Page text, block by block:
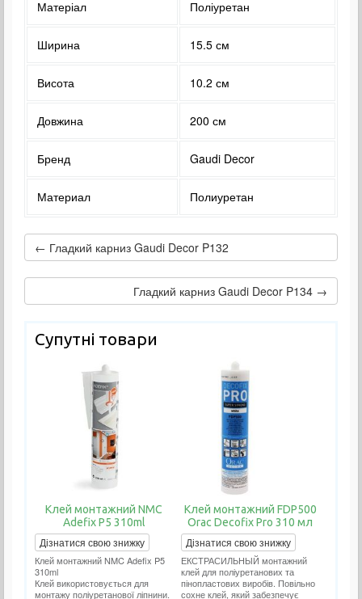
Матеріал Поліуретан
Ширина 15.5 см
Висота 10.2 см
Довжина 200 см
Бренд Gaudi Decor
Материал Полиуретан
← Гладкий карниз Gaudi Decor P132
Гладкий карниз Gaudi Decor P134 →
Супутні товари
Клей монтажний NMC
Adefix P5 310ml
Дізнатися свою знижку
Клей монтажний NMC Adefix P5
310ml
Клей використовується для
монтажу поліуретанової ліпнини.
Клей монтажний FDP500
Orac Decofix Pro 310 мл
Дізнатися свою знижку
ЕКСТРАСИЛЬНЫЙ монтажний
клей для поліуретанових та
пінопластових виробів. Повільно
сохне клей, який забезпечує